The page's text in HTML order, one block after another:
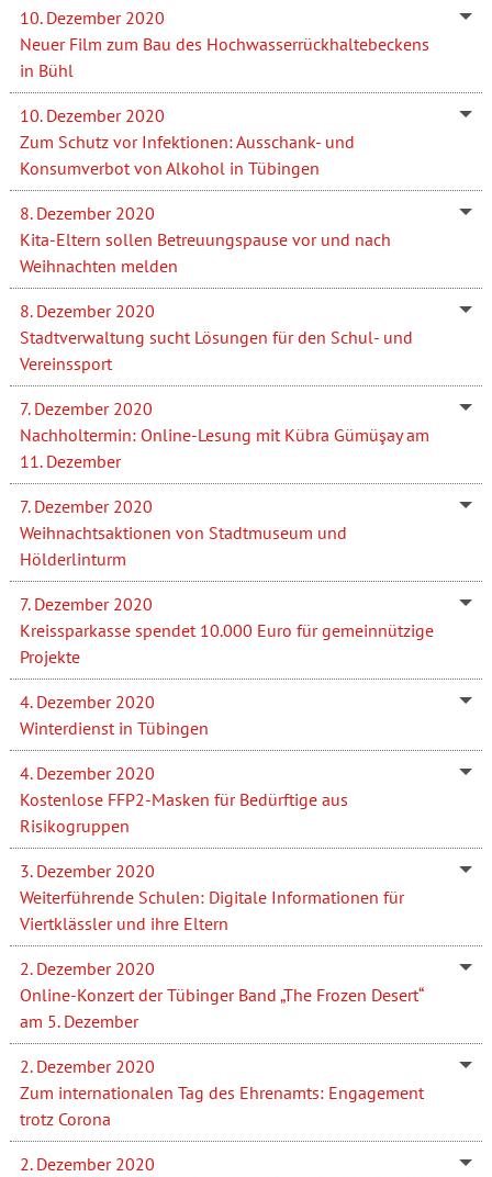
10. Dezember 2020
Neuer Film zum Bau des Hochwasserrückhaltebeckens
in Bühl
10. Dezember 2020
Zum Schutz vor Infektionen: Ausschank- und
Konsumverbot von Alkohol in Tübingen
8. Dezember 2020
Kita-Eltern sollen Betreuungspause vor und nach
Weihnachten melden
8. Dezember 2020
Stadtverwaltung sucht Lösungen für den Schul- und
Vereinssport
7. Dezember 2020
Nachholtermin: Online-Lesung mit Kübra Gümüşay am
11. Dezember
7. Dezember 2020
Weihnachtsaktionen von Stadtmuseum und
Hölderlinturm
7. Dezember 2020
Kreissparkasse spendet 10.000 Euro für gemeinnützige
Projekte
4. Dezember 2020
Winterdienst in Tübingen
4. Dezember 2020
Kostenlose FFP2-Masken für Bedürftige aus
Risikogruppen
3. Dezember 2020
Weiterführende Schulen: Digitale Informationen für
Viertklässler und ihre Eltern
2. Dezember 2020
Online-Konzert der Tübinger Band „The Frozen Desert“
am 5. Dezember
2. Dezember 2020
Zum internationalen Tag des Ehrenamts: Engagement
trotz Corona
2. Dezember 2020